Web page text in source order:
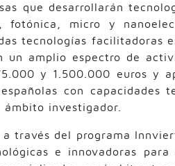
que desarrollarán
fotónica, micro y
tecnologías facilitadoras
un amplio espectro de
y 1.500.000 euros y
con capacidades
investigador.
a través del programa
e innovadoras